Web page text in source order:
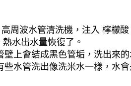
周波水管清洗機，注入 檸檬
水出水量恢復了。
上會結成黑色管垢，洗出來
水管洗出像洗米水一樣，水